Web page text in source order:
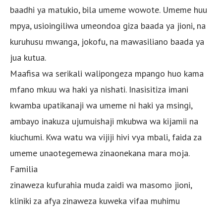
baadhi ya matukio, bila umeme wowote. Umeme huu
mpya, usioingiliwa umeondoa giza baada ya jioni, na
kuruhusu mwanga, jokofu, na mawasiliano baada ya
jua kutua.
Maafisa wa serikali walipongeza mpango huo kama
mfano mkuu wa haki ya nishati. Inasisitiza imani
kwamba upatikanaji wa umeme ni haki ya msingi,
ambayo inakuza ujumuishaji mkubwa wa kijamii na
kiuchumi. Kwa watu wa vijiji hivi vya mbali, faida za
umeme unaotegemewa zinaonekana mara moja.
Familia
zinaweza kufurahia muda zaidi wa masomo jioni,
kliniki za afya zinaweza kuweka vifaa muhimu